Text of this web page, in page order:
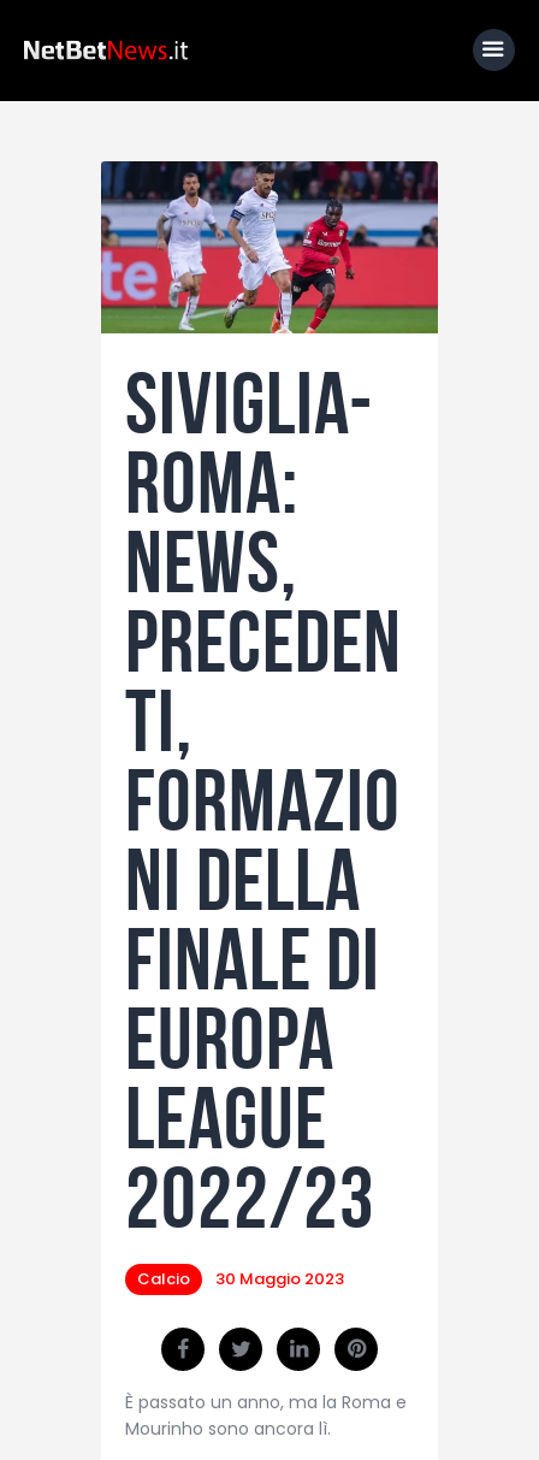
Home
News
Calcio
Basket
Lo Sapevi Che
Fantacalcio
I consigli di Giulia
Serie A
Siviglia-
Roma:
News,
preceden
ti,
formazio
ni della
finale di
Europa
League
2022/23
Calcio 30 Maggio 2023
È passato un anno, ma la Roma e
Mourinho sono ancora lì.